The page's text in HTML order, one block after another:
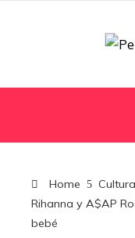
Home
Rihanna y A$AP
bebé